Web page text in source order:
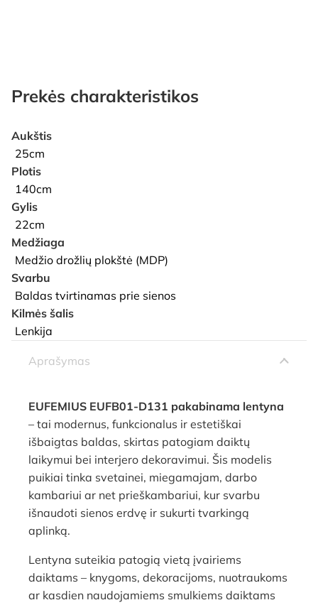
Prekės charakteristikos
Aukštis
25cm
Plotis
140cm
Gylis
22cm
Medžiaga
Medžio drožlių plokštė (MDP)
Svarbu
Baldas tvirtinamas prie sienos
Kilmės šalis
Lenkija
Aprašymas
EUFEMIUS EUFB01-D131 pakabinama lentyna
– tai modernus, funkcionalus ir estetiškai
išbaigtas baldas, skirtas patogiam daiktų
laikymui bei interjero dekoravimui. Šis modelis
puikiai tinka svetainei, miegamajam, darbo
kambariui ar net prieškambariui, kur svarbu
išnaudoti sienos erdvę ir sukurti tvarkingą
aplinką.
Lentyna suteikia patogią vietą įvairiems
daiktams – knygoms, dekoracijoms, nuotraukoms
ar kasdien naudojamiems smulkiems daiktams